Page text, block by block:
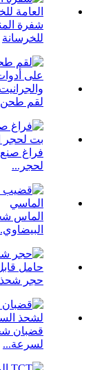
شفرة
للخرسانة
لقم طحن
فراغ
لحجر...
الماس
حجر شحذ
قضبان
لسرعة...